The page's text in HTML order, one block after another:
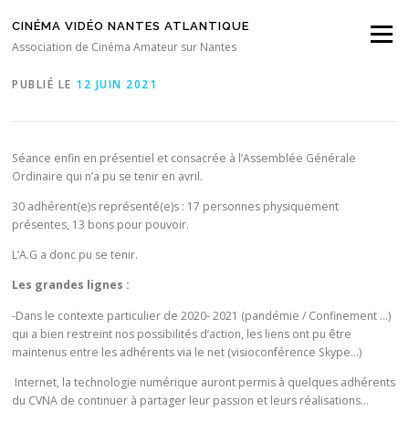
CINÉMA VIDÉO NANTES ATLANTIQUE
Association de Cinéma Amateur sur Nantes
Menu
Compte Rendu séance du 11 juin 2021
PUBLIÉ LE 12 JUIN 2021
Séance enfin en présentiel et consacrée à l’Assemblée Générale
Ordinaire qui n’a pu se tenir en avril.
30 adhérent(e)s représenté(e)s : 17 personnes physiquement
présentes, 13 bons pour pouvoir.
L’A.G a donc pu se tenir.
Les grandes lignes :
-Dans le contexte particulier de 2020- 2021 (pandémie / Confinement …)
qui a bien restreint nos possibilités d’action, les liens ont pu être
maintenus entre les adhérents via le net (visioconférence Skype…)
Internet, la technologie numérique auront permis à quelques adhérents
du CVNA de continuer à partager leur passion et leurs réalisations…